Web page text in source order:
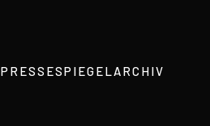
PRESSESPIEGELARCHIV